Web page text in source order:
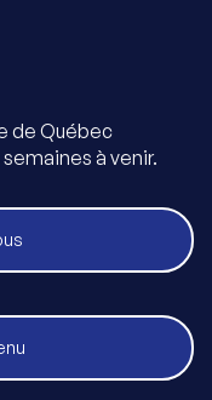
de Québec
à venir.